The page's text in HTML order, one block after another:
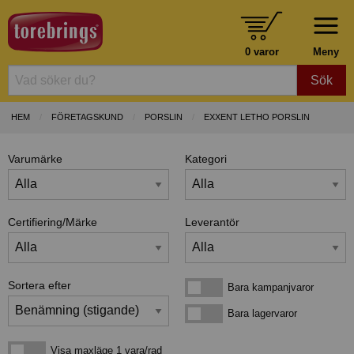
Meny
0 varor
Sök
HEM FÖRETAGSKUND PORSLIN EXXENT LETHO PORSLIN
Varumärke Kategori
Certifiering/Märke Leverantör
Sortera efter Bara kampanjvarorBara kampanjvaror
Bara lagervarorBara lagervaror
Visa maxläge 1 vara/rad
Visa maxläge 1 vara/rad